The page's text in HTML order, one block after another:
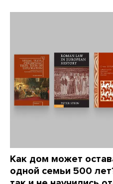
Как дом может
одной семьи 500